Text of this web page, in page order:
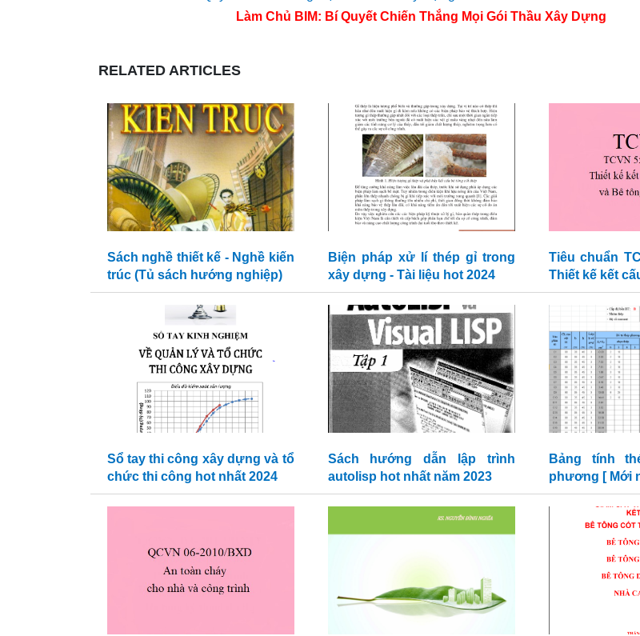
Làm Chủ BIM: Bí Quyết Chiến Thắng Mọi Gói Thầu Xây Dựng
RELATED ARTICLES
Sách nghề thiết kế - Nghề kiến
trúc (Tủ sách hướng nghiệp)
Biện pháp xử lí thép gỉ trong
xây dựng - Tài liệu hot 2024
Tiêu chuẩn
Thiết kế kết
Sổ tay thi công xây dựng và tổ
chức thi công hot nhất 2024
Sách hướng dẫn lập trình
autolisp hot nhất năm 2023
Bảng tính
phương [ Mới